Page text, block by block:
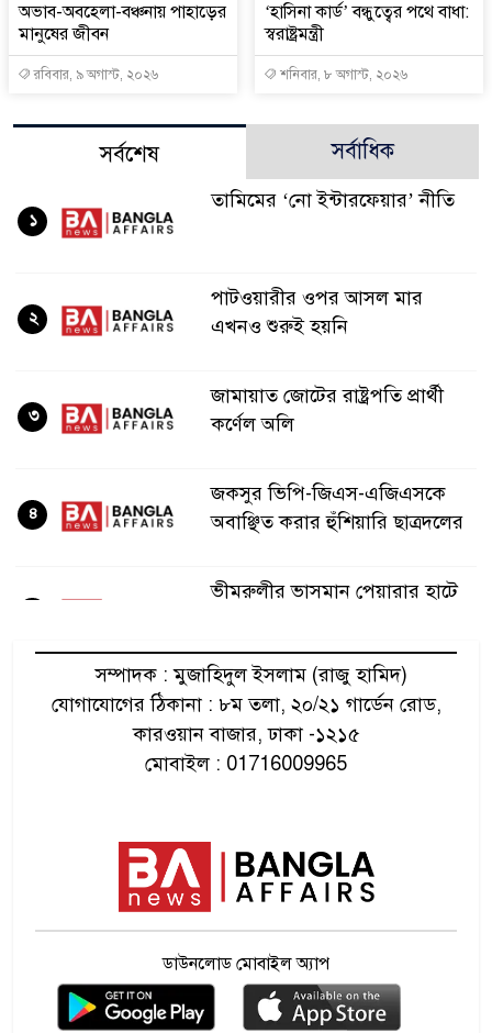
অভাব-অবহেলা-বঞ্চনায় পাহাড়ের
মানুষের জীবন
রবিবার, ৯ অগাস্ট, ২০২৬
‘হাসিনা কার্ড’ বন্ধুত্বের পথে বাধা:
স্বরাষ্ট্রমন্ত্রী
শনিবার, ৮ অগাস্ট, ২০২৬
সর্বশেষ সর্বাধিক
তামিমের ‘নো ইন্টারফেয়ার’ নীতি
১
পাটওয়ারীর ওপর আসল মার
এখনও শুরুই হয়নি
২
জামায়াত জোটের রাষ্ট্রপতি প্রার্থী
কর্ণেল অলি
৩
জকসুর ভিপি-জিএস-এজিএসকে
অবাঞ্ছিত করার হুঁশিয়ারি ছাত্রদলের
৪
ভীমরুলীর ভাসমান পেয়ারার হাটে
প্রধানমন্ত্রীর সমাবেশ ঘিরে
বাহারছড়ায় মানুষের ঢল
পরাজয় জেনেও রাষ্ট্রপতি নির্বাচনে
প্রার্থী দেবে জামায়াত
সৌদির জুবাইলে গ্যাস স্থাপনায়
সম্পাদক : মুজাহিদুল ইসলাম (রাজু হামিদ)
যোগাযোগের ঠিকানা : ৮ম তলা, ২০/২১ গার্ডেন রোড,
কারওয়ান বাজার, ঢাকা -১২১৫
মোবাইল : 01716009965
ডাউনলোড মোবাইল অ্যাপ